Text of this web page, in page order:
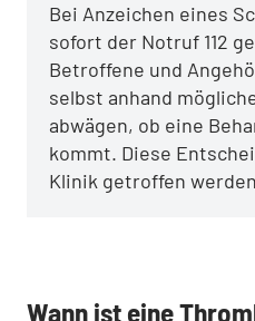
Bei Anzeichen eines
sofort der Notruf 112
Betroffene und
selbst anhand
abwägen, ob eine
kommt. Diese
Klinik getroffen
Wann ist eine